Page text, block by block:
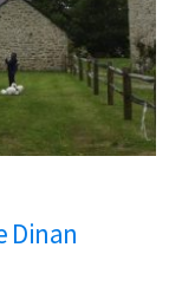
Dinan